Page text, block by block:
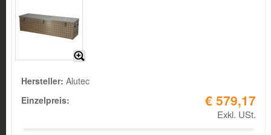
Hersteller: Alutec
Einzelpreis:
€ 579,17
Exkl. USt.